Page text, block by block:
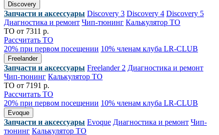
Discovery
Запчасти и аксессуары Discovery 3 Discovery 4 Discovery 5
Диагностика и ремонт Чип-тюнинг Калькулятор ТО
ТО от 7311 р.
Рассчитать ТО
20% при первом посещении 10% членам клуба LR-CLUB
Freelander
Запчасти и аксессуары Freelander 2 Диагностика и ремонт
Чип-тюнинг Калькулятор ТО
ТО от 7191 р.
Рассчитать ТО
20% при первом посещении 10% членам клуба LR-CLUB
Evoque
Запчасти и аксессуары Evoque Диагностика и ремонт Чип-
тюнинг Калькулятор ТО